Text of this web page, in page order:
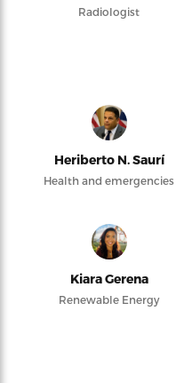
Radiologist
Heriberto N. Saurí
Health and emergencies
Kiara Gerena
Renewable Energy